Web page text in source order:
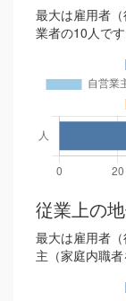
最大は雇用者
業者の10人です
従業上の地
最大は雇用者
主（家庭内職者